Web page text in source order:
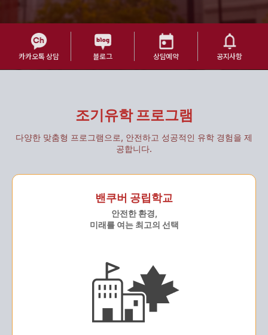
카카오톡 상담 블로그 상담예약 공지사항
조기유학 프로그램
다양한 맞춤형 프로그램으로, 안전하고 성공적인 유학 경험을 제
공합니다.
밴쿠버 공립학교
안전한 환경,
미래를 여는 최고의 선택